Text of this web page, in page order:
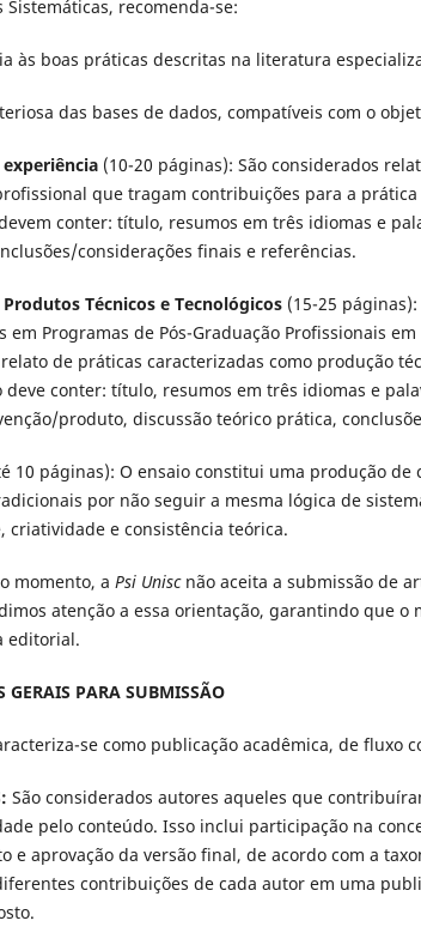
Sistemáticas, recomenda-se:
às boas práticas descritas na literatura
das bases de dados, compatíveis com o
(10-20 páginas): São considerados
que tragam contribuições para a
conter: título, resumos em três idiomas e
considerações finais e referências.
Técnicos e Tecnológicos (15-25
em Programas de Pós-Graduação Profissionais
de práticas caracterizadas como produção
deve conter: título, resumos em três idiomas e
produto, discussão teórico prática,
10 páginas): O ensaio constitui uma produção
por não seguir a mesma lógica de
criatividade e consistência teórica.
momento, a Psi Uniscnão aceita a submissão de
atenção a essa orientação, garantindo que
editorial.
GERAIS PARA SUBMISSÃO
se como publicação acadêmica, de fluxo
São considerados autores aqueles que
pelo conteúdo. Isso inclui participação na
e aprovação da versão final, de acordo com a
contribuições de cada autor em uma